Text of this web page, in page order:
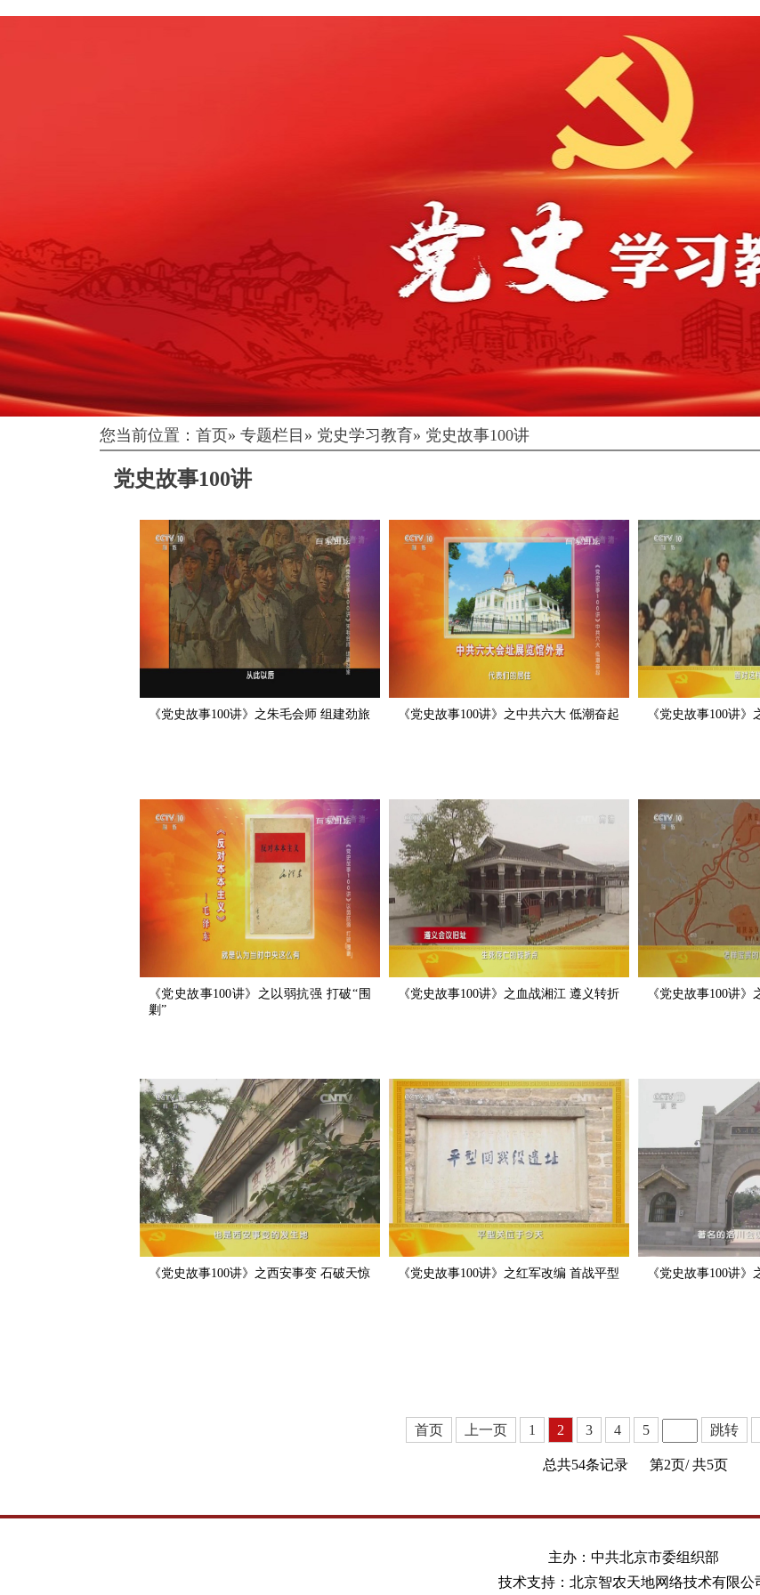
您当前位置： 首页» 专题栏目 » 党史学习教育» 党史故事100讲
党史故事100讲
《党史故事100讲》之朱毛会师 组建劲旅 《党史故事100讲》之中共六大 低潮奋起 《党史故事100讲
《党史故事100讲》之以弱抗强 打破“围
剿”
《党史故事100讲》之血战湘江 遵义转折 《党史故事100讲
《党史故事100讲》之西安事变 石破天惊 《党史故事100讲》之红军改编 首战平型 《党史故事100讲
首页 上一页 1 2 3 4 5 跳转
总共54条记录 第2页/ 共5页
主办：中共北京市委组织部
技术支持：北京智农天地网络技术有限公